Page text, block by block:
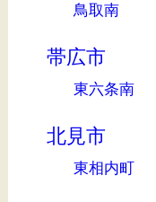
鳥取南
帯広市
東六条南
北見市
東相内町